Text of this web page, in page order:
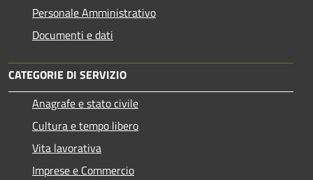
Personale Amministrativo
Documenti e dati
CATEGORIE DI SERVIZIO
Anagrafe e stato civile
Cultura e tempo libero
Vita lavorativa
Imprese e Commercio